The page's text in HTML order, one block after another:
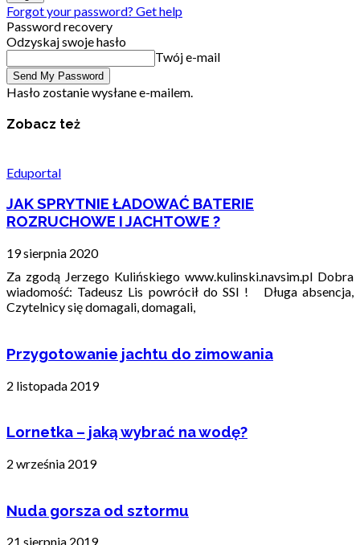
Forgot your password? Get help
Password recovery
Odzyskaj swoje hasło
Twój e-mail
Hasło zostanie wysłane e-mailem.
Zobacz też
Eduportal
JAK SPRYTNIE ŁADOWAĆ BATERIE
ROZRUCHOWE I JACHTOWE ?
19 sierpnia 2020
Za zgodą Jerzego Kulińskiego www.kulinski.navsim.pl Dobra
wiadomość: Tadeusz Lis powrócił do SSI ! Długa absencja,
Czytelnicy się domagali, domagali,
Przygotowanie jachtu do zimowania
2 listopada 2019
Lornetka – jaką wybrać na wodę?
2 września 2019
Nuda gorsza od sztormu
21 sierpnia 2019